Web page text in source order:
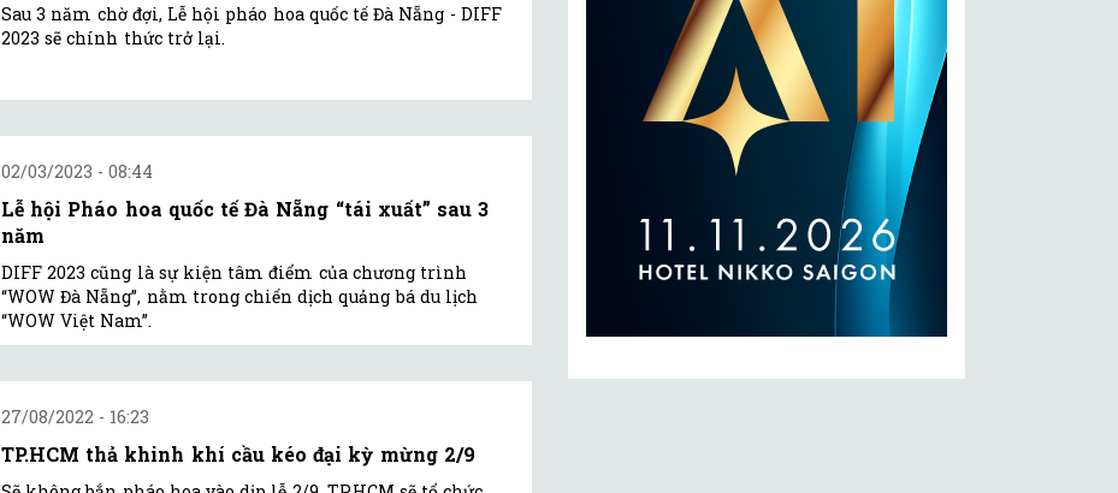
Sau 3 năm chờ đợi, Lễ hội pháo hoa quốc tế Đà Nẵng - DIFF
2023 sẽ chính thức trở lại.
02/03/2023 - 08:44
Lễ hội Pháo hoa quốc tế Đà Nẵng “tái xuất” sau 3
năm
DIFF 2023 cũng là sự kiện tâm điểm của chương trình
“WOW Đà Nẵng”, nằm trong chiến dịch quảng bá du lịch
“WOW Việt Nam”.
27/08/2022 - 16:23
TP.HCM thả khinh khí cầu kéo đại kỳ mừng 2/9